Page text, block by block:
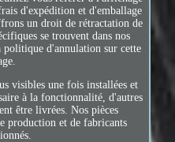
d'expédition et d'emballage
un droit de rétractation de
se trouvent dans nos
politique d'annulation sur cette
visibles une fois installées et
à la fonctionnalité, d'autres
être livrées. Nos pièces
production et de fabricants